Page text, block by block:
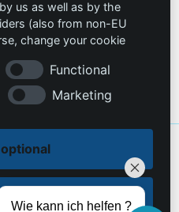
gemachtMiU24®
Privacy Policy
us as well as by the
(also from non-EU
change your cookie
Functional
Marketing
all
non-EU countries
Wie kann ich helfen ?